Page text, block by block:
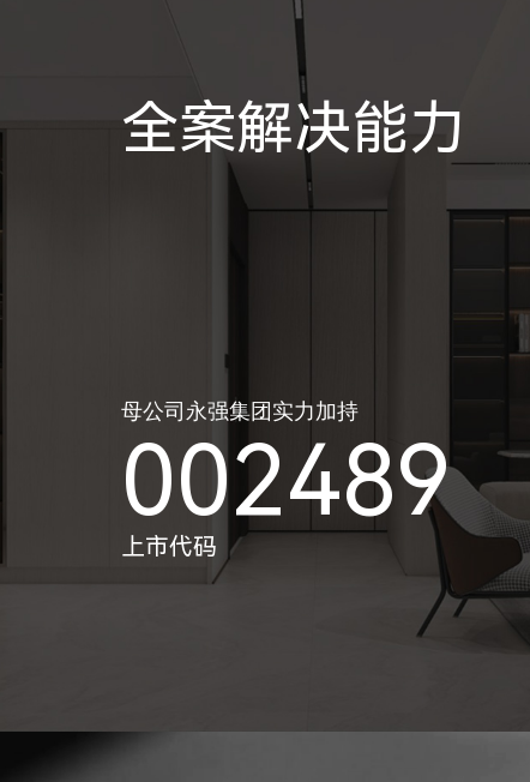
全案解决能力
母公司永强集团实力加持
002489
上市代码